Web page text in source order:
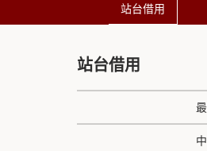
站台借用
站台借用